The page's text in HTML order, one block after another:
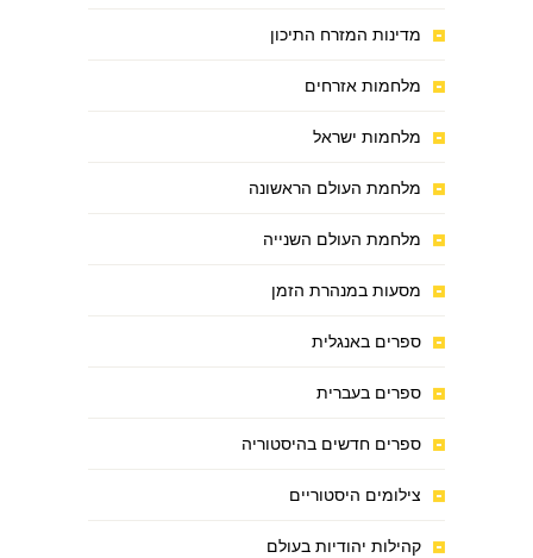
מדינות המזרח התיכון
מלחמות אזרחים
מלחמות ישראל
מלחמת העולם הראשונה
מלחמת העולם השנייה
מסעות במנהרת הזמן
ספרים באנגלית
ספרים בעברית
ספרים חדשים בהיסטוריה
צילומים היסטוריים
קהילות יהודיות בעולם